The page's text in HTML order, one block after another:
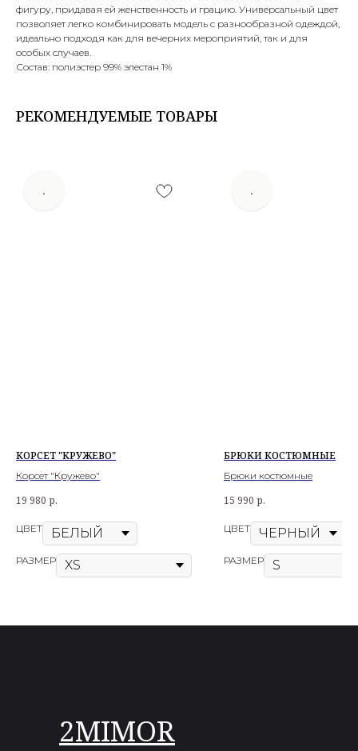
фигуру, придавая ей женственность и грацию. Универсальный цвет
позволяет легко комбинировать модель с разнообразной одеждой,
идеально подходя как для вечерних мероприятий, так и для
особых случаев.
Состав: полиэстер 99% элестан 1%
РЕКОМЕНДУЕМЫЕ ТОВАРЫ
.
КОРСЕТ "КРУЖЕВО"
Корсет "Кружево"
19 980 р.
ЦВЕТ
РАЗМЕР
.
БРЮКИ КОСТЮМНЫЕ
Брюки костюмные
15 990 р.
ЦВЕТ
РАЗМЕР
2MIMOR